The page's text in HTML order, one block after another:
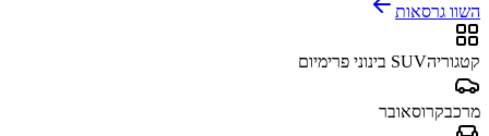
השוו גרסאות
קטגוריהSUV בינוני פרימיום
מרכבקרוסאובר